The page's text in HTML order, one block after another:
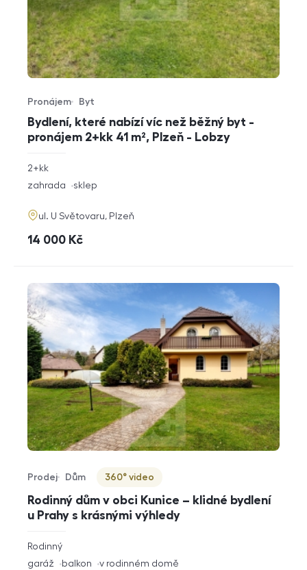
Bydlení, které nabízí víc než běžný byt -
pronájem 2+kk 41 m², Plzeň - Lobzy
Typ nabídky
Pronájem
Typ nemovitosti
Byt
rozměry
2+kk
funkce
zahrada sklep
adresa
ul. U Světovaru, Plzeň
cena
14 000 Kč
Rodinný dům v obci Kunice – klidné bydlení
u Prahy s krásnými výhledy
Typ nabídky
Prodej
Typ nemovitosti
Dům
Virtuální prohlídka
360° video
rozměry
dispozice
Rodinný
funkce
garáž balkon v rodinném domě